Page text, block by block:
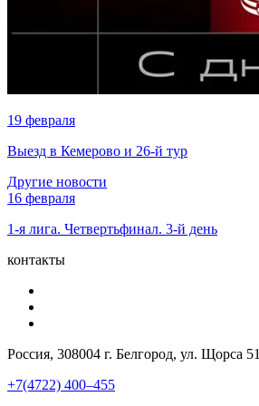
19 февраля
Выезд в Кемерово и 26-й тур
Другие новости
16 февраля
1-я лига. Четвертьфинал. 3-й день
контакты
Россия, 308004 г. Белгород, ул. Щорса 51
+7(4722) 400–455